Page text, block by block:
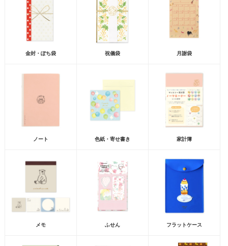
金封・ぽち袋 祝儀袋 月謝袋
ノート 色紙・寄せ書き 家計簿
メモ ふせん フラットケース